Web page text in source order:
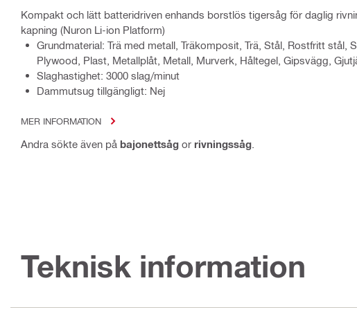
Kompakt och lätt batteridriven enhands borstlös tigersåg för daglig
kapning (Nuron Li-ion Platform)
Grundmaterial: Trä med metall, Träkomposit, Trä, Stål, Rostfritt stål,
Plywood, Plast, Metallplåt, Metall, Murverk, Håltegel, Gipsvägg,
Slaghastighet: 3000 slag/minut
Dammutsug tillgängligt: Nej
MER INFORMATION
Andra sökte även på bajonettsåg or rivningssåg
Teknisk information